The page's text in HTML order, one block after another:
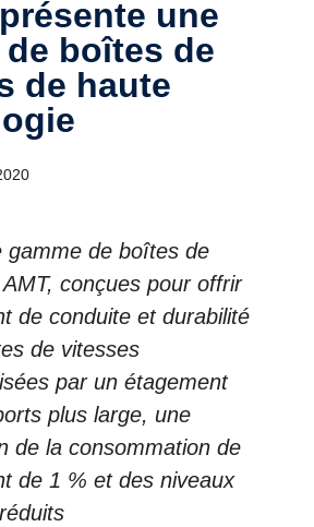
de boîtes de
de haute
gamme de boîtes de
conçues pour offrir
de conduite et durabilité
de vitesses
par un étagement
plus large, une
de la consommation de
de 1 % et des niveaux